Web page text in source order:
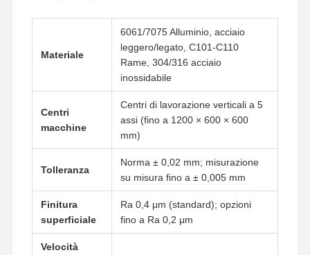
Materiale
6061/7075 Alluminio, acciaio
leggero/legato, C101‐C110
Rame, 304/316 acciaio
inossidabile
Centri
macchine
Centri di lavorazione verticali a 5
assi (fino a 1200 × 600 × 600
mm)
Tolleranza
Norma ± 0,02 mm; misurazione
su misura fino a ± 0,005 mm
Finitura
superficiale
Ra 0,4 μm (standard); opzioni
fino a Ra 0,2 μm
Velocità